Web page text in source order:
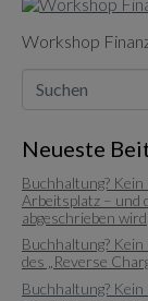
Workshop
Neueste
Buchhaltung?
Arbeitsplatz – und
abgeschrieben wird
Buchhaltung?
des „Reverse
Buchhaltung?